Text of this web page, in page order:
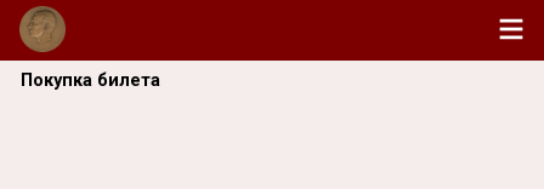
Покупка билета